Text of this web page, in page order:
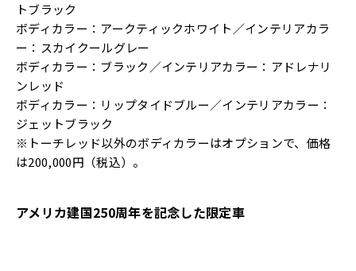
トブラック
ボディカラー：アークティックホワイト／インテリアカラ
ー：スカイクールグレー
ボディカラー：ブラック／インテリアカラー：アドレナリ
ンレッド
ボディカラー：リップタイドブルー／インテリアカラー：
ジェットブラック
※トーチレッド以外のボディカラーはオプションで、価格
は200,000円（税込）。
アメリカ建国250周年を記念した限定車